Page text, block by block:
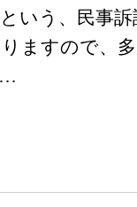
いう、民事
ますので、
…